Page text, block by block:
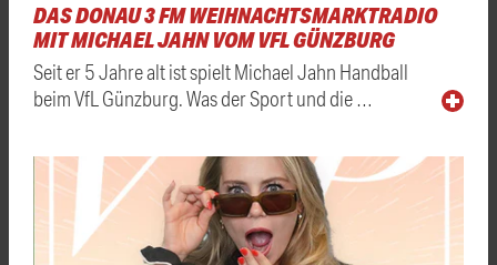
DAS DONAU 3 FM WEIHNACHTSMARKTRADIO
MIT MICHAEL JAHN VOM VFL GÜNZBURG
Seit er 5 Jahre alt ist spielt Michael Jahn Handball
beim VfL Günzburg. Was der Sport und die …